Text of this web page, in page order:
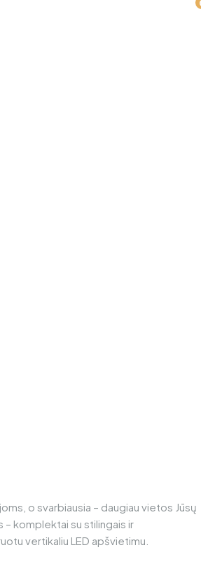
o svarbiausia – daugiau vietos Jūsų
komplektai su stilingais ir
vertikaliu LED apšvietimu.